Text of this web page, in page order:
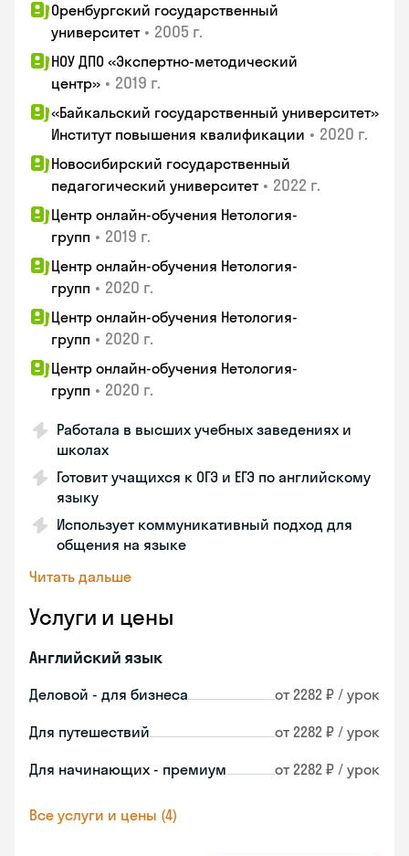
Оренбургский государственный
университет • 2005 г.
НОУ ДПО «Экспертно-методический
центр» • 2019 г.
«Байкальский государственный университет»
Институт повышения квалификации • 2020 г.
Новосибирский государственный
педагогический университет • 2022 г.
Центр онлайн-обучения Нетология-
групп • 2019 г.
Центр онлайн-обучения Нетология-
групп • 2020 г.
Центр онлайн-обучения Нетология-
групп • 2020 г.
Центр онлайн-обучения Нетология-
групп • 2020 г.
Работала в высших учебных заведениях и
школах
Готовит учащихся к ОГЭ и ЕГЭ по английскому
языку
Использует коммуникативный подход для
общения на языке
Читать дальше
Услуги и цены
Английский язык
Деловой - для бизнеса от 2282 ₽ / урок
Для путешествий от 2282 ₽ / урок
Для начинающих - премиум от 2282 ₽ / урок
Все услуги и цены (4)